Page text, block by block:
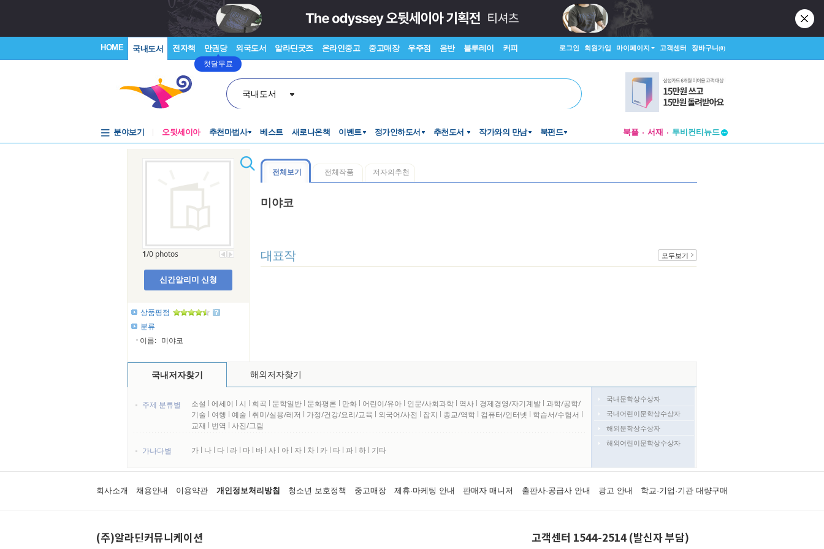
HOME 국내도서 전자책 만권당
첫달무료
외국도서 알라딘굿즈 온라인중고 중고매장 우주점 음반 블루레이 커피 로그인 회원가입 마이페이지 고객센터 장바구니(0)
국내도서
분야보기 오뒷세이아 추천마법사 베스트 새로나온책 이벤트 정가인하도서 추천도서 작가와의 만남 북펀드 북플 서재
투비컨티뉴드
1/0 photos
신간알리미 신청
상품평점
분류
이름: 미야코
전체보기 전체작품 저자의추천
미야코
대표작 모두보기
국내저자찾기 해외저자찾기
주제 분류별 소설 l 에세이 l 시 l 희곡 l 문학일반 l 문화평론 l 만화 l 어린이/유아 l 인문/사회과학 l 역사 l 경제경영/자기계발 l 과학/공학/
기술 l 여행 l 예술 l 취미/실용/레저 l 가정/건강/요리/교육 l 외국어/사전 l 잡지 l 종교/역학 l 컴퓨터/인터넷 l 학습서/수험서 l
교재 l 번역 l 사진/그림
가나다별 가 l 나 l 다 l 라 l 마 l 바 l 사 l 아 l 자 l 차 l 카 l 타 l 파 l 하 l 기타
국내문학상수상자
국내어린이문학상수상자
해외문학상수상자
해외어린이문학상수상자
회사소개 채용안내 이용약관 개인정보처리방침 청소년 보호정책 중고매장 제휴·마케팅 안내 판매자 매니저 출판사·공급사 안내 광고 안내 학교·기업·기관 대량구매
(주)알라딘커뮤니케이션 고객센터 1544-2514 (발신자 부담)